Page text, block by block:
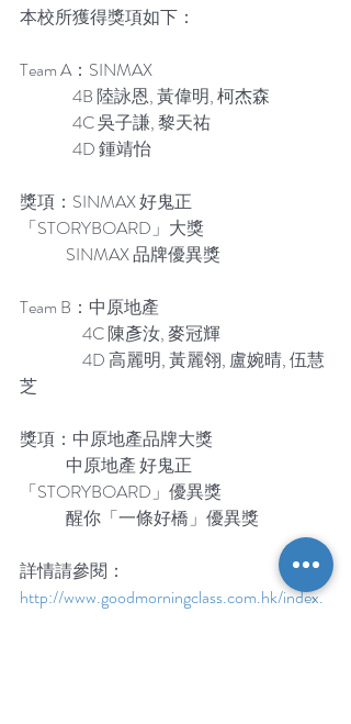
本校所獲得獎項如下：
Team A：SINMAX
                4B 陸詠恩, 黃偉明, 柯杰森
                4C 吳子謙, 黎天祐
                4D 鍾靖怡
獎項：SINMAX 好鬼正
「STORYBOARD」大獎
              SINMAX 品牌優異獎
Team B：中原地產
                   4C 陳彥汝, 麥冠輝
芝
獎項：中原地產品牌大獎
「STORYBOARD」優異獎
              醒你「一條好橋」優異獎
詳情請參閱：
http://www.goodmorningclass.com.hk/index.